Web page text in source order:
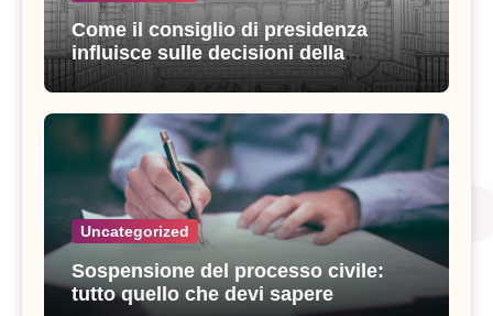
Come il consiglio di presidenza
influisce sulle decisioni della
giustizia amministrativa
Uncategorized
Sospensione del processo civile:
tutto quello che devi sapere